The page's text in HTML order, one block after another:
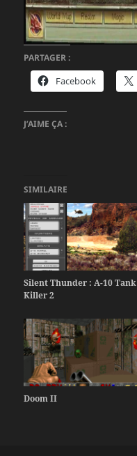
PARTAGER :
Facebook
J’AIME ÇA :
SIMILAIRE
Silent Thunder : A-10 Tank
Killer 2
Doom II